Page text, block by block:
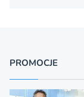
PROMOCJE